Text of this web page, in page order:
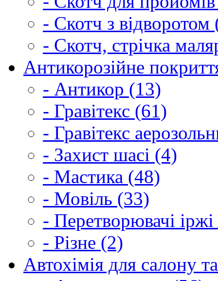
- Скотч з відворотом
- Скотч, стрічка
Антикорозійне
- Антикор (13)
- Гравітекс (61)
- Гравітекс
- Захист шасі (4)
- Мастика (48)
- Мовіль (33)
- Перетворювачі
- Різне (2)
Автохімія для салону